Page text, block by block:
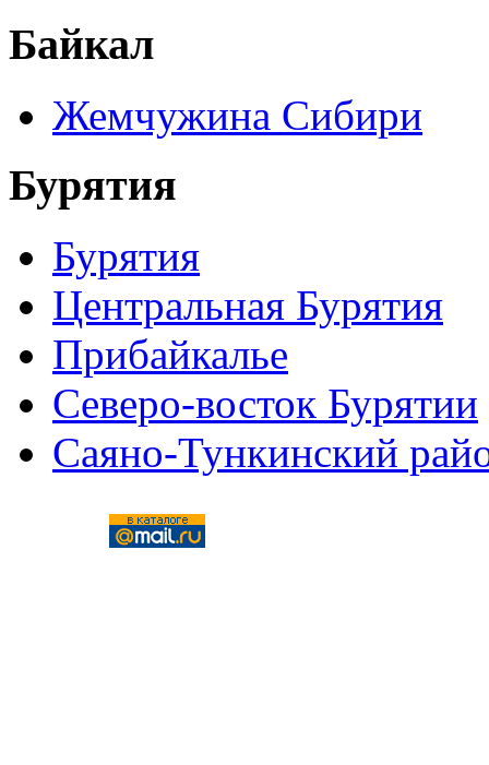
Байкал
Жемчужина Сибири
Бурятия
Бурятия
Центральная Бурятия
Прибайкалье
Северо-восток Бурятии
Саяно-Тункинский